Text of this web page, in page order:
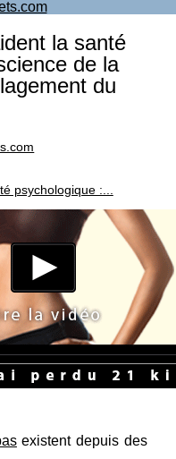
la santé
de la
du
psychologique :...
existent depuis des